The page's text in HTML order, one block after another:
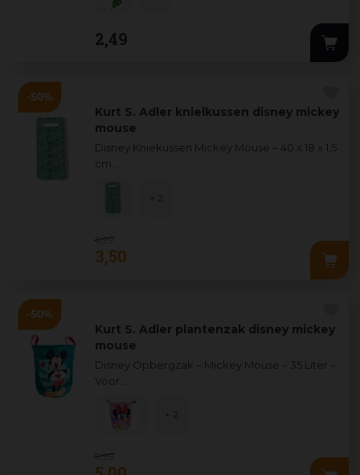
2,49
Kurt S. Adler knielkussen disney mickey
mouse
Disney Kniekussen Mickey Mouse – 40 x 18 x 1,5
cm
6 99
3,50
+ 2
Kurt S. Adler plantenzak disney mickey
mouse
Disney Opbergzak – Mickey Mouse – 35 Liter –
Voor
9 99
+ 2